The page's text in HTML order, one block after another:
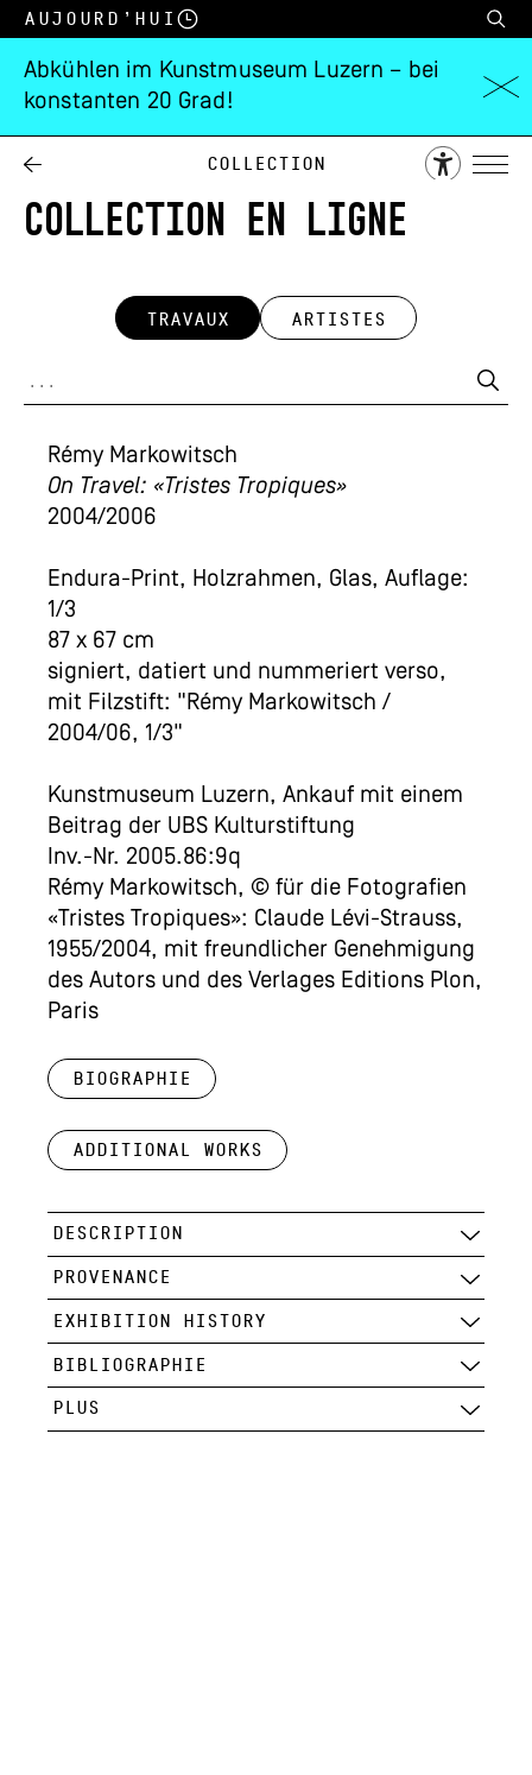
Aujourd’hui
Abkühlen im Kunstmuseum Luzern – bei
konstanten 20 Grad!
Collection
COLLECTION EN LIGNE
TRAVAUX ARTISTES
Rémy Markowitsch
On Travel: «Tristes Tropiques»
2004/2006
Endura-Print, Holzrahmen, Glas, Auflage:
1/3
87 x 67 cm
signiert, datiert und nummeriert verso,
mit Filzstift: "Rémy Markowitsch /
2004/06, 1/3"
Kunstmuseum Luzern, Ankauf mit einem
Beitrag der UBS Kulturstiftung
Inv.-Nr. 2005.86:9q
Rémy Markowitsch, © für die Fotografien
«Tristes Tropiques»: Claude Lévi-Strauss,
1955/2004, mit freundlicher Genehmigung
des Autors und des Verlages Editions Plon,
Paris
Biographie
Additional works
DESCRIPTION
PROVENANCE
EXHIBITION HISTORY
BIBLIOGRAPHIE
PLUS